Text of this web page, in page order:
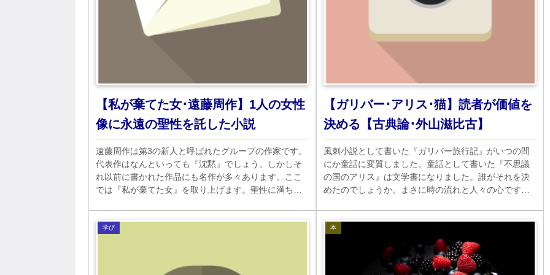
【私が棄てた女･遠藤周作】1人の女性
像に永遠の聖性を託した小説
遠藤周作は第3の新人と呼ばれたグループの作家です。
代表作はなんといっても『沈黙』でしょう。しかしそ
れ以前に書かれた作品にも名作が多々あります。ここ
では『私が棄てた女』を取り上げます。聖性に満ちた
【ガリバー･アリス･猫】読者が価値を
決める【古典論･外山滋比古】
風刺小説として書いた『ガリバー旅行記』がいつの間
にか童話に変質しました。童話として書いた『不思議
の国のアリス』は文学書になりました。誰がそれを決
めたのでしょうか。まさに時の流れと人々の心です。
学び 本